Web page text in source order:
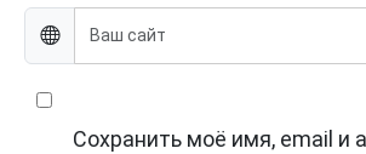
Сохранить моё имя, email и